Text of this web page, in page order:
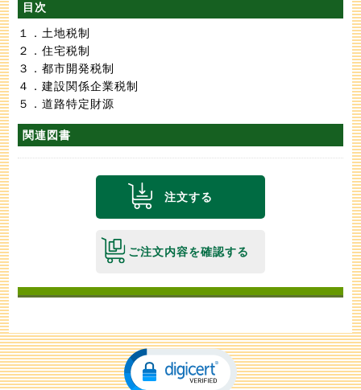
目次
１．土地税制
２．住宅税制
３．都市開発税制
４．建設関係企業税制
５．道路特定財源
関連図書
注文する
ご注文内容を確認する